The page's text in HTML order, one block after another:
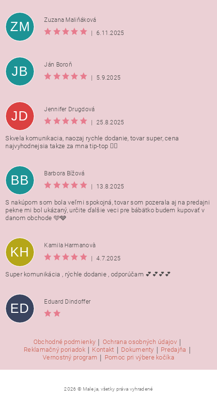
ZM
Zuzana Maliňáková
|
6.11.2025
JB
Ján Boroň
|
5.9.2025
JD
Jennifer Drugdová
|
25.8.2025
Skvela komunikacia, naozaj rychle dodanie, tovar super, cena
najvyhodnejsia takze za mna tip-top 👍🏻
BB
Barbora Bížová
|
13.8.2025
S nakúpom som bola veľmi spokojná, tovar som pozerala aj na predajni
pekne mi bol ukázaný, určite ďalšie veci pre bábätko budem kupovať v
danom obchode 🩵🩶
KH
Kamila Harmanovà
|
4.7.2025
Super komunikácia , rýchle dodanie , odporúčam 💕💕💕💕
ED Eduard Dindoffer
Obchodné podmienky | Ochrana osobných údajov |
Reklamačný poriadok | Kontakt | Dokumenty | Predajňa |
Vernostný program | Pomoc pri výbere kočíka
2026 © Male ja, všetky práva vyhradené